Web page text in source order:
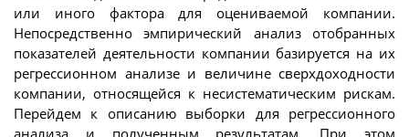
или иного фактора для оцениваемой компании.
Непосредственно эмпирический анализ отобранных
показателей деятельности компании базируется на их
регрессионном анализе и величине сверхдоходности
компании, относящейся к несистематическим рискам.
Перейдем к описанию выборки для регрессионного
анализа и полученным результатам. При этом